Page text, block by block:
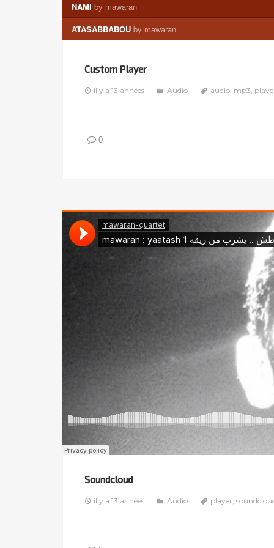
NAMI by mawaran
ATASABBABOU by mawaran
Custom Player
il y a 13 années Audio audio, mp3,
0
Soundcloud
il y a 13 années Audio player,